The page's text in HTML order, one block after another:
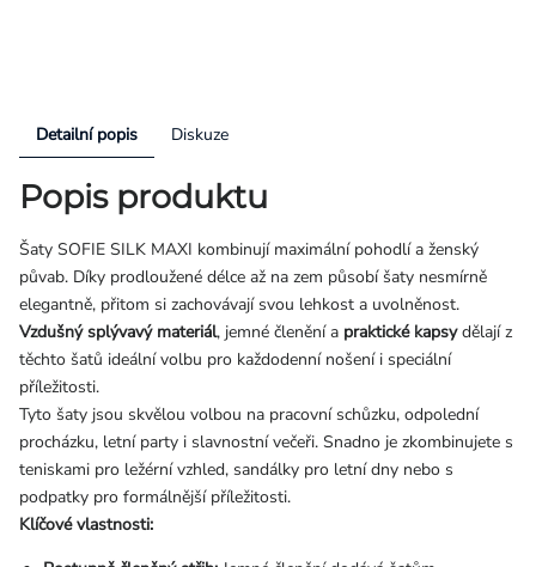
Detailní popis Diskuze
Popis produktu
Šaty SOFIE SILK MAXI kombinují maximální pohodlí a ženský
půvab. Díky prodloužené délce až na zem působí šaty nesmírně
elegantně, přitom si zachovávají svou lehkost a uvolněnost.
Vzdušný splývavý materiál, jemné členění a praktické kapsydělají z
těchto šatů ideální volbu pro každodenní nošení i speciální
příležitosti.
Tyto šaty jsou skvělou volbou na pracovní schůzku, odpolední
procházku, letní party i slavnostní večeři. Snadno je zkombinujete s
teniskami pro ležérní vzhled, sandálky pro letní dny nebo s
podpatky pro formálnější příležitosti.
Klíčové vlastnosti: